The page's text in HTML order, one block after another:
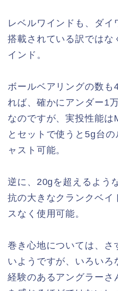
レベルワインドも、ダ
搭載されている訳ではな
インド。
ボールベアリングの数も
れば、確かにアンダー1
なのですが、実投性能は
とセットで使うと5g台
ャスト可能。
逆に、20gを超えるよう
抗の大きなクランクベイ
スなく使用可能。
巻き心地については、さ
いようですが、いろいろ
経験のあるアングラーさ